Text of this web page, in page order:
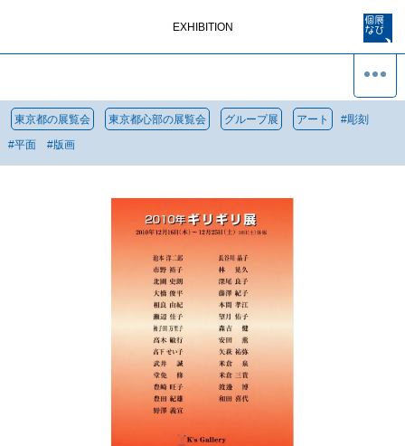
EXHIBITION
東京都の展覧会 東京都心部の展覧会 グループ展 アート #彫刻
#平面 #版画